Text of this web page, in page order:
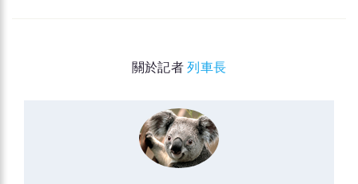
關於記者列車長